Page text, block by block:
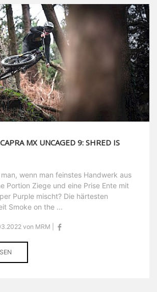
MX UNCAGED 9: SHRED IS
wenn man feinstes Handwerk aus
Portion Ziege und eine Prise Ente mit
Purple mischt? Die härtesten
Smoke on the ...
von MRM |